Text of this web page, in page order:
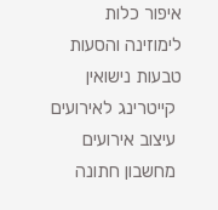
איפור כלות
לימוזינה והסעות
טבעות נישואין
קייטרינג לאירועים
עיצוב אירועים
מחשבון חתונה